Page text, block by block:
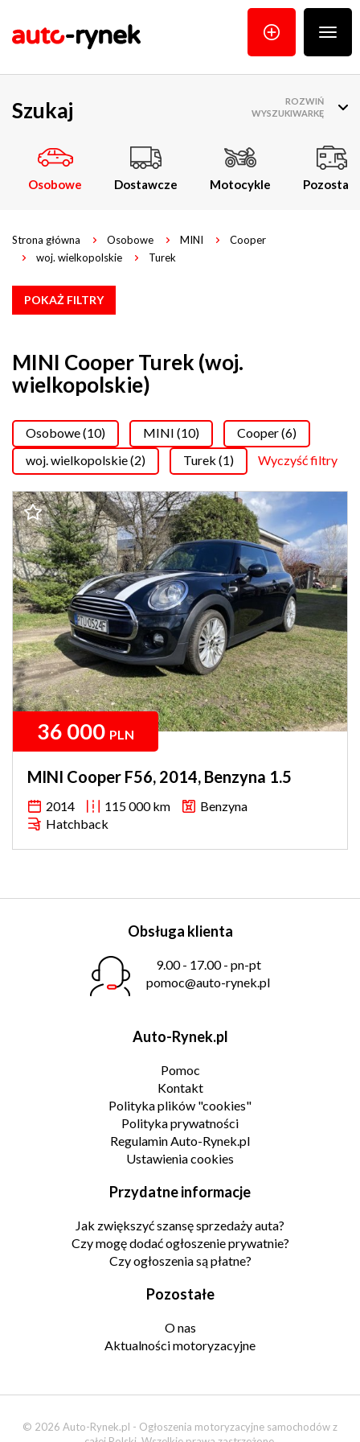
menu
Szukaj
Osobowe Dostawcze Motocykle Pozostałe
ROZWIŃ
WYSZUKIWARKĘ
Strona główna Osobowe MINI
Cooper
woj. wielkopolskie
Turek
POKAŻ FILTRY
MINI Cooper Turek (woj.
wielkopolskie)
Osobowe (10) MINI (10)
Cooper (6)
woj. wielkopolskie (2)
Turek (1) Wyczyść filtry
36 000 PLN
MINI Cooper F56, 2014, Benzyna 1.5
2014 115 000 km
Benzyna
Hatchback
Obsługa klienta
9.00 - 17.00 - pn-pt
pomoc@auto-rynek.pl
Auto-Rynek.pl
Pomoc
Kontakt
Polityka plików "cookies"
Polityka prywatności
Regulamin Auto-Rynek.pl
Ustawienia cookies
Przydatne informacje
Jak zwiększyć szansę sprzedaży auta?
Czy mogę dodać ogłoszenie prywatnie?
Czy ogłoszenia są płatne?
Pozostałe
O nas
Aktualności motoryzacyjne
© 2026 Auto-Rynek.pl - Ogłoszenia motoryzacyjne samochodów z